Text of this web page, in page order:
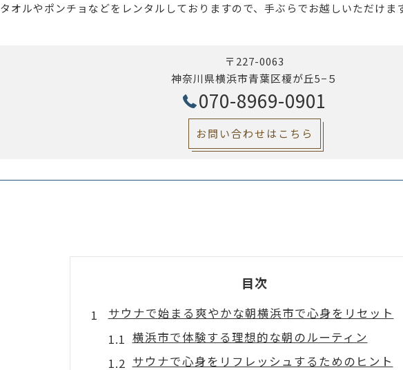
タオルやポンチョなどをレンタルしておりますので、手ぶらでお越しいただけます
〒227-0063
神奈川県横浜市青葉区榎が丘5−５
070-8969-0901
お問い合わせはこちら
目次
サウナで始まる爽やかな朝横浜市で心身をリセット
横浜市で体験する理想的な朝のルーティン
サウナで心身をリフレッシュするためのヒント